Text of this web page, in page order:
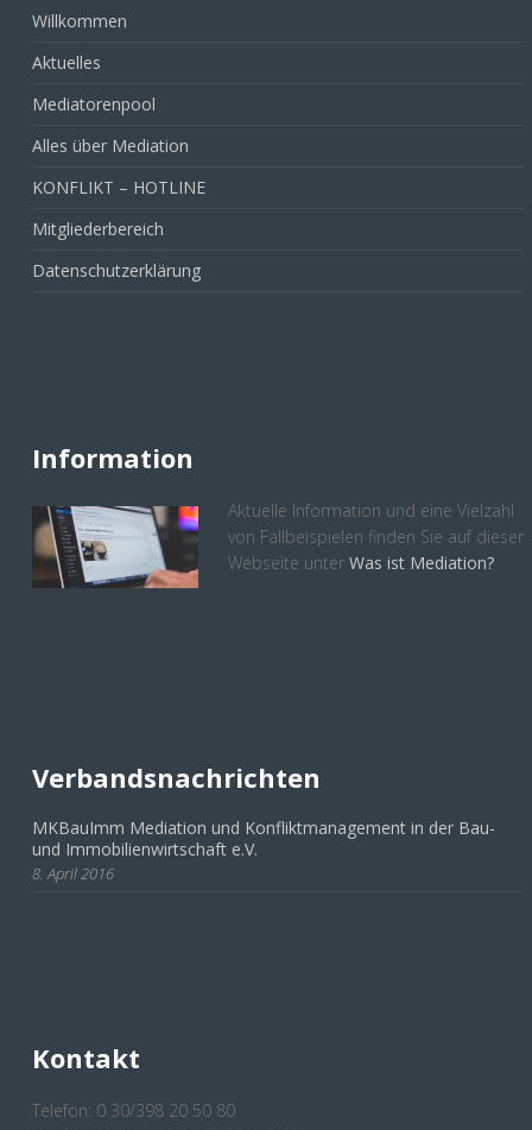
Willkommen
Aktuelles
Mediatorenpool
Alles über Mediation
KONFLIKT – HOTLINE
Mitgliederbereich
Datenschutzerklärung
Information
Aktuelle Information und eine Vielzahl
von Fallbeispielen finden Sie auf dieser
Webseite unter Was ist Mediation?
Verbandsnachrichten
MKBauImm Mediation und Konfliktmanagement in der Bau-
und Immobilienwirtschaft e.V.
8. April 2016
Kontakt
Telefon: 0 30/398 20 50 80